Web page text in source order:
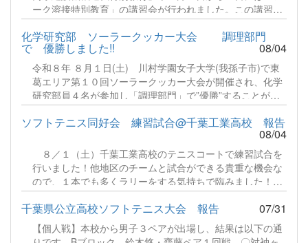
ーク溶接特別教育」の講習会が行われました。この講習
は、仕事として従事する場合、法令に基づき義務づけられ
ている特別教育です。猛暑のなか、多くの生徒さんが頑張
っていましたので、実技講習の様子のみお伝えします。続
きをみる
化学研究部 ソーラークッカー大会 調理部門
で 優勝しました!! 08/04
令和８年 ８月１日(土) 川村学園女子大学(我孫子市)で東
葛エリア第１０回ソーラークッカー大会が開催され、化学
研究部員４名が参加し「調理部門」で”優勝”することがで
きました！毎年８月に開催され今回で第１０回の節目を迎
えた記念大会となりました。参加者は野田市、松戸市、流
山市、柏市の市民団体、中学校、高等学校が出場します。
部門は「湯沸かし」「炊飯」「調理」の３部門に分かれ、
今年は湯沸かし部門に２２チーム、炊飯部門に５チーム、
調理部門に５チーム総勢３２チームが集う盛大な大会にな
りました。続きをみる
ソフトテニス同好会 練習試合@千葉工業高校 報告
08/04
８／１（土）千葉工業高校のテニスコートで練習試合を
行いました！他地区のチームと試合ができる貴重な機会な
ので、１本でも多くラリーをする気持ちで臨みました！続
きをみる
千葉県公立高校ソフトテニス大会 報告 07/31
【個人戦】本校から男子３ペアが出場し、結果は以下の通